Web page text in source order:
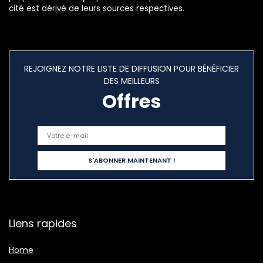
cité est dérivé de leurs sources respectives.
REJOIGNEZ NOTRE LISTE DE DIFFUSION POUR BÉNÉFICIER
DES MEILLEURS
Offres
Liens rapides
Home